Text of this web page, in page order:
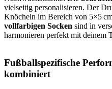
vielseitig personalisieren. Der
Knöcheln im Bereich von 5×5
vollfarbigen Socken sind in
harmonieren perfekt mit deinem
Fußballspezifische
kombiniert